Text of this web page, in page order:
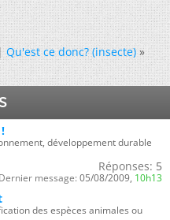
Qu'est ce donc? (insecte) »
développement durable
Réponses: 5
Dernier message: 05/08/2009, 10h13
des espèces animales ou